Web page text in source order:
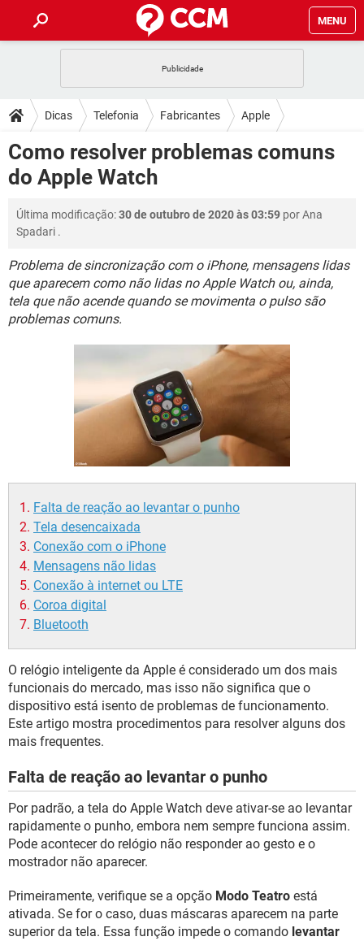
MENU
CELULAR FACEBOOK
OUTLOOK EXCEL
INSTAGRAM
DICAS
JOGOS WHATSAPP
CELULAR FACEBOOK
OUTLOOK
INSTAGRAM GMAIL
DOWNLOADS
JOGOS
OUTLOOK
INSTAGRAM GMAIL
GUIA DE COMPRAS
FÓRUM
JOGOS WHATSAPP
OUTLOOK EXCEL
INSTAGRAM GMAIL
GUIA DE COMPRAS
GLOSSÁRIO
JOGOS WHATSAPP
CELULAR FACEBOOK
OUTLOOK
Dicas Telefonia Fabricantes Apple
Como resolver problemas comuns
do Apple Watch
Última modificação:30 de outubro de 2020 às 03:59 porAna
Spadari .
Problema de sincronização com o iPhone, mensagens lidas
que aparecem como não lidas no Apple Watch ou, ainda,
tela que não acende quando se movimenta o pulso são
problemas comuns.
Falta de reação ao levantar o punho
Tela desencaixada
Conexão com o iPhone
Mensagens não lidas
Conexão à internet ou LTE
Coroa digital
Bluetooth
O relógio inteligente da Apple é considerado um dos mais
funcionais do mercado, mas isso não significa que o
dispositivo está isento de problemas de funcionamento.
Este artigo mostra procedimentos para resolver alguns dos
mais frequentes.
Falta de reação ao levantar o punho
Por padrão, a tela do Apple Watch deve ativar-se ao levantar
rapidamente o punho, embora nem sempre funciona assim.
Pode acontecer do relógio não responder ao gesto e o
mostrador não aparecer.
Primeiramente, verifique se a opção Modo Teatro está
ativada. Se for o caso, duas máscaras aparecem na parte
superior da tela. Essa função impede o comando levantar